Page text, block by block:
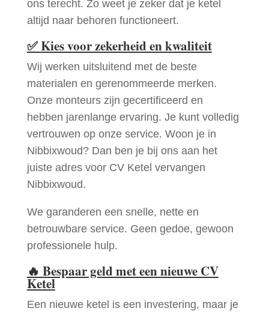
ons terecht. Zo weet je zeker dat je ketel
altijd naar behoren functioneert.
✅Kies voor zekerheid en kwaliteit
Wij werken uitsluitend met de beste
materialen en gerenommeerde merken.
Onze monteurs zijn gecertificeerd en
hebben jarenlange ervaring. Je kunt volledig
vertrouwen op onze service. Woon je in
Nibbixwoud? Dan ben je bij ons aan het
juiste adres voor CV Ketel vervangen
Nibbixwoud.
We garanderen een snelle, nette en
betrouwbare service. Geen gedoe, gewoon
professionele hulp.
🔥 Bespaar geld met een nieuwe CV
Ketel
Een nieuwe ketel is een investering, maar je